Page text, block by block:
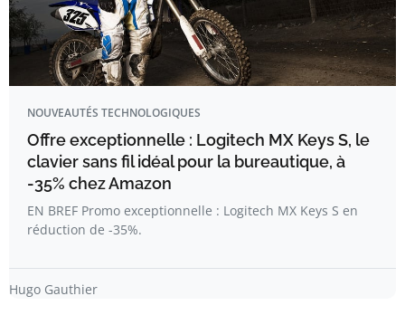
NOUVEAUTÉS TECHNOLOGIQUES
Offre exceptionnelle : Logitech MX Keys S, le
clavier sans fil idéal pour la bureautique, à
-35% chez Amazon
EN BREF Promo exceptionnelle : Logitech MX Keys S en
réduction de -35%.
Hugo Gauthier